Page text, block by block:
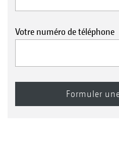
Votre numéro de téléphone